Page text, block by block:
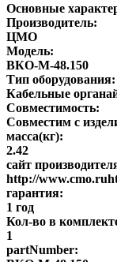
Основные
Производитель:
ЦМО
Модель:
ВКО-М-48.150
Тип оборудования:
Кабельные
Совместимость:
Совместим с
масса(кг):
2.42
сайт
http://
гарантия:
1 год
Кол-во в
1
partNumber: